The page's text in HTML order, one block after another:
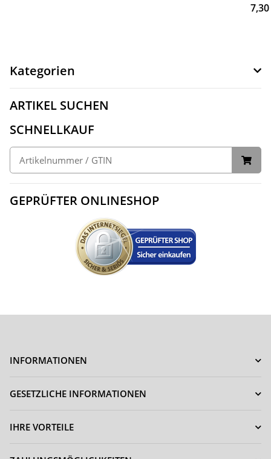
Kategorien
ARTIKEL SUCHEN
SCHNELLKAUF
GEPRÜFTER ONLINESHOP
INFORMATIONEN
GESETZLICHE INFORMATIONEN
IHRE VORTEILE